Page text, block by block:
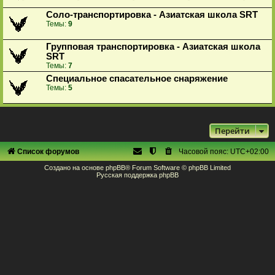
Соло-транспортировка - Азиатская школа SRT
Темы: 9
Групповая транспортировка - Азиатская школа
SRT
Темы: 7
Специальное спасательное снаряжение
Темы: 5
Перейти
Список форумов Часовой пояс:UTC+02:00
Создано на основе phpBB® Forum Software © phpBB Limited
Русская поддержка phpBB